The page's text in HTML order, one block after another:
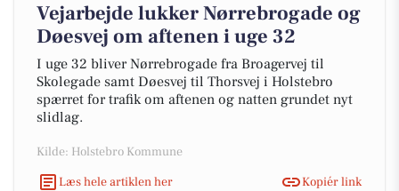
Vejarbejde lukker Nørrebrogade og
Døesvej om aftenen i uge 32
I uge 32 bliver Nørrebrogade fra Broagervej til
Skolegade samt Døesvej til Thorsvej i Holstebro
spærret for trafik om aftenen og natten grundet nyt
slidlag.
Kilde: Holstebro Kommune
Læs hele artiklen her
Kopiér link